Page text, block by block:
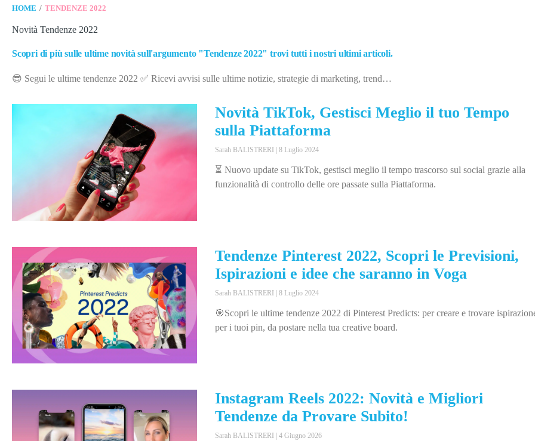
HOME / TENDENZE 2022
Novità Tendenze 2022
Scopri di più sulle ultime novità sull'argumento "Tendenze 2022" trovi tutti i nostri ultimi articoli.
😎 Segui le ultime tendenze 2022 ✅ Ricevi avvisi sulle ultime notizie, strategie di marketing, trend…
Novità TikTok, Gestisci Meglio il tuo Tempo
sulla Piattaforma
Sarah BALISTRERI 8 Luglio 2024
⏳ Nuovo update su TikTok, gestisci meglio il tempo trascorso sul social grazie alla
funzionalità di controllo delle ore passate sulla Piattaforma.
Tendenze Pinterest 2022, Scopri le Previsioni,
Ispirazioni e idee che saranno in Voga
Sarah BALISTRERI 8 Luglio 2024
🎯Scopri le ultime tendenze 2022 di Pinterest Predicts: per creare e trovare
per i tuoi pin, da postare nella tua creative board.
Instagram Reels 2022: Novità e Migliori
Tendenze da Provare Subito!
Sarah BALISTRERI 4 Giugno 2026